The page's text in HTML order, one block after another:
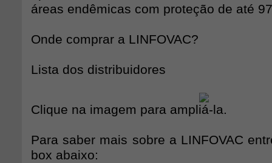
áreas endêmicas com proteção de até
Onde comprar a LINFOVAC?
Lista dos distribuidores
Clique na imagem para ampliá-la.
Para saber mais sobre a LINFOVAC
box abaixo: